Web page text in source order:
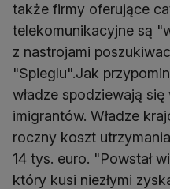
także firmy oferujące
telekomunikacyjne są
z nastrojami
"Spieglu".Jak
władze spodziewają
imigrantów. Władze
roczny koszt
14 tys. euro. "Powstał
który kusi niezłymi